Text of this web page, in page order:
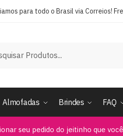
para todo o Brasil via Correios!
Almofadas Brindes FAQ
seu pedido do jeitinho que